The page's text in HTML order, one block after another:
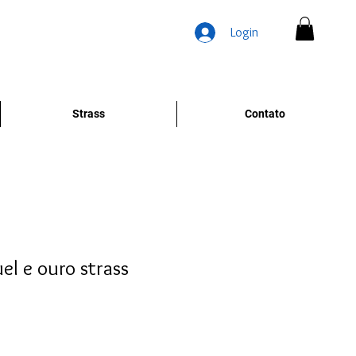
Login
Strass Contato
e ouro strass